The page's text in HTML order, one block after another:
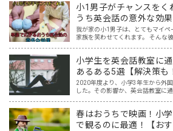
小1男子がチャンスをく
うち英会話の意外な効果
我が家の小1男子は、とてもマイ
家族を笑わせてくれます。 そんな
小学生を英会話教室に
あるある5選【解決策も
2020年度より、小学3年生から外
した。その影響か、英会話教室に
春はおうちで映画！小
で観るのに最適！【お